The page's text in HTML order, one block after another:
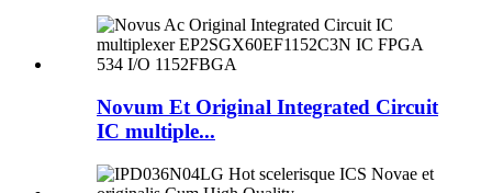
Novum Et Original Integrated Circuit
IC multiple...